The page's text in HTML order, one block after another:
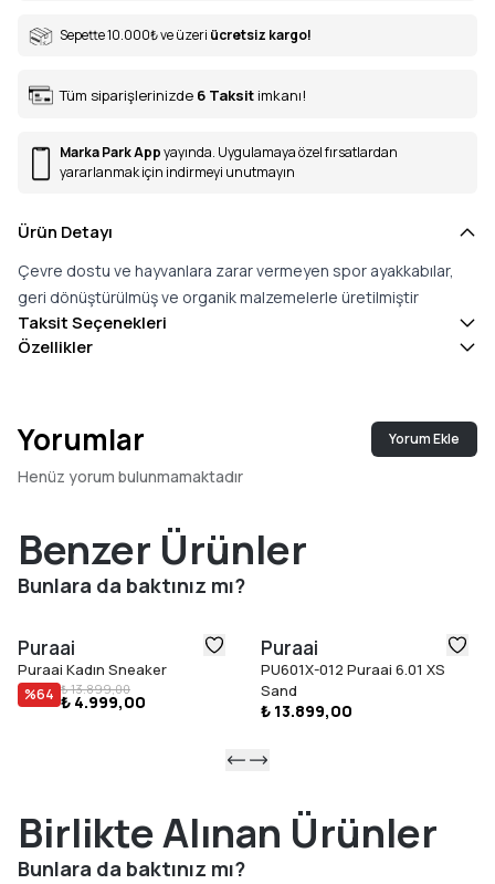
Sepette 10.000₺ve üzeri ücretsiz kargo!
Tüm siparişlerinizde 6 Taksit imkanı!
Marka Park Appyayında. Uygulamaya özel fırsatlardan
yararlanmak için indirmeyi unutmayın
Ürün Detayı
Çevre dostu ve hayvanlara zarar vermeyen spor ayakkabılar,
geri dönüştürülmüş ve organik malzemelerle üretilmiştir
Taksit Seçenekleri
Özellikler
Yorumlar Yorum Ekle
Henüz yorum bulunmamaktadır
Benzer Ürünler
Bunlara da baktınız mı?
Puraai
Puraai Kadın Sneaker
%64 ₺ 13.899,00
₺ 4.999,00
Puraai
PU601X-012 Puraai 6.01 XS
Sand
₺ 13.899,00
Birlikte Alınan Ürünler
Bunlara da baktınız mı?